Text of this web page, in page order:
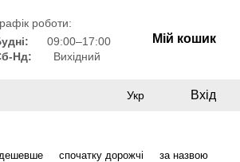
роботи:
09:00–17:00
Нд:
Вихідний
Мій кошик
Укр Вхід
спочатку дорожчі за назвою